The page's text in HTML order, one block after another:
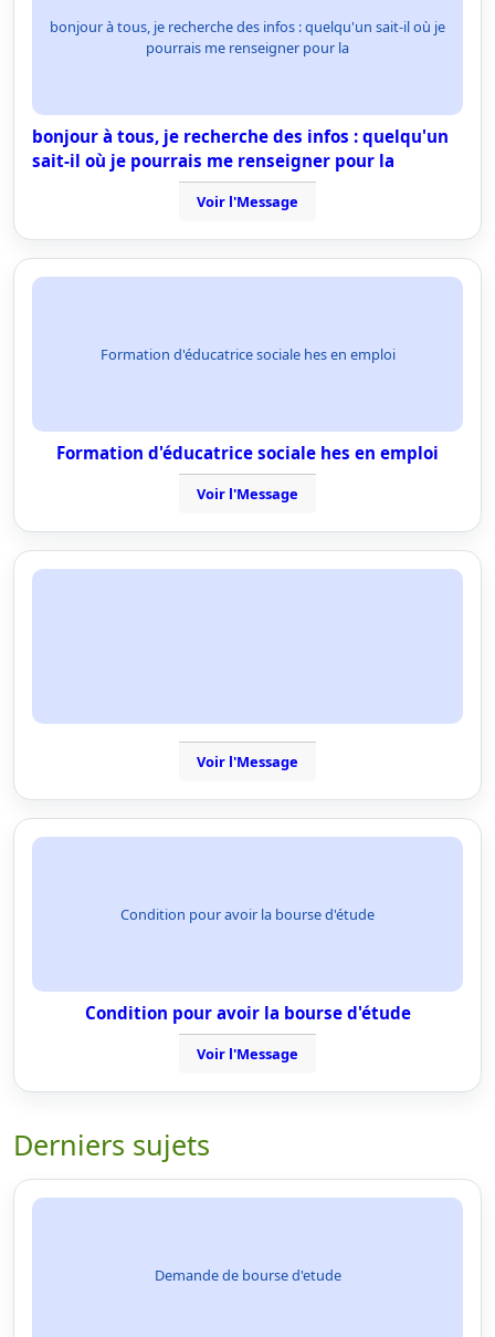
bonjour à tous, je recherche des infos : quelqu'un sait-il où je
pourrais me renseigner pour la
bonjour à tous, je recherche des infos : quelqu'un
sait-il où je pourrais me renseigner pour la
Voir l'Message
Formation d'éducatrice sociale hes en emploi
Formation d'éducatrice sociale hes en emploi
Voir l'Message
Voir l'Message
Condition pour avoir la bourse d'étude
Condition pour avoir la bourse d'étude
Voir l'Message
Derniers sujets
Demande de bourse d'etude